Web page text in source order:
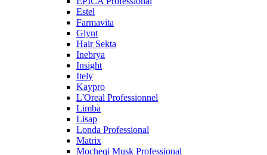
Estel
Farmavita
Glynt
Hair Sekta
Inebrya
Insight
Itely
Kaypro
L'Oreal Professionnel
Limba
Lisap
Londa Professional
Matrix
Mocheqi Musk Professional